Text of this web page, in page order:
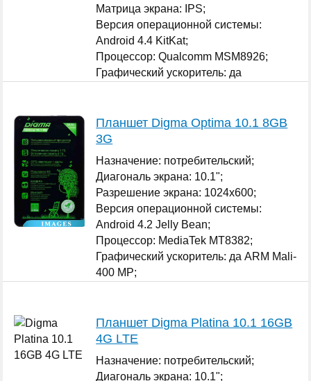
Матрица экрана: IPS;
Версия операционной системы:
Android 4.4 KitKat;
Процессор: Qualcomm MSM8926;
Графический ускоритель: да
Планшет Digma Optima 10.1 8GB
3G
Назначение: потребительский;
Диагональ экрана: 10.1";
Разрешение экрана: 1024x600;
Версия операционной системы:
Android 4.2 Jelly Bean;
Процессор: MediaTek MT8382;
Графический ускоритель: да ARM Mali-
400 MP;
Планшет Digma Platina 10.1 16GB
4G LTE
Назначение: потребительский;
Диагональ экрана: 10.1";